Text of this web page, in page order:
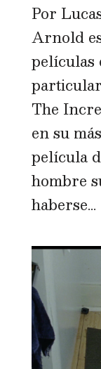
Por
Arnold
películas
The
en su
película
hombre
haberse...